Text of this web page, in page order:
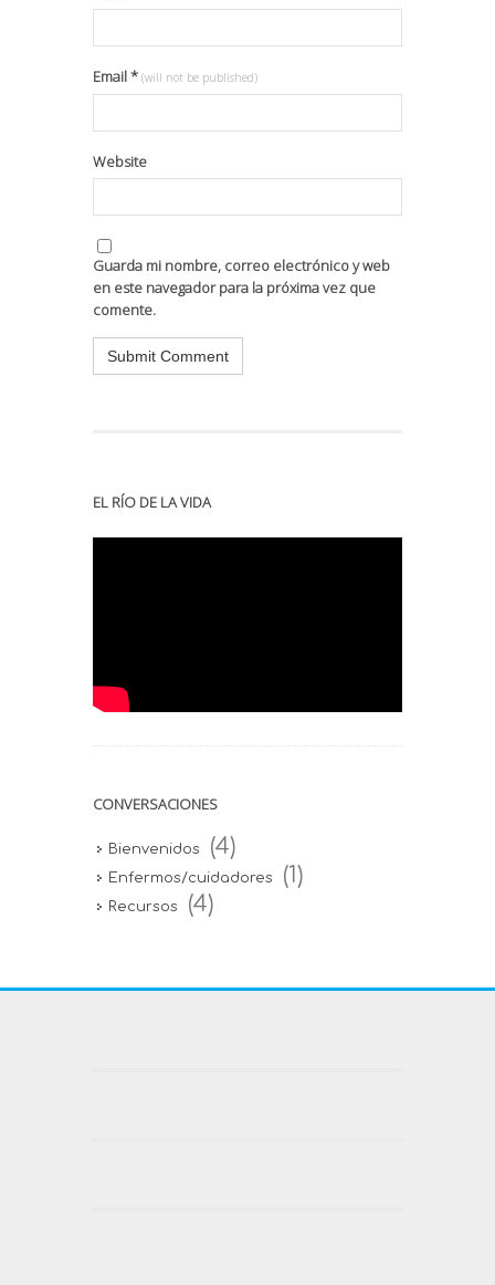
Email* (will not be published)
Website
Guarda mi nombre, correo electrónico y web
en este navegador para la próxima vez que
comente.
EL RÍO DE LA VIDA
CONVERSACIONES
Bienvenidos (4)
Enfermos/cuidadores (1)
Recursos (4)